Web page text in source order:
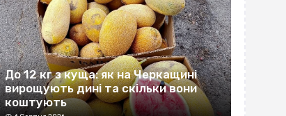
До 12 кг з куща: як на Черкащині
вирощують дині та скільки вони
коштують